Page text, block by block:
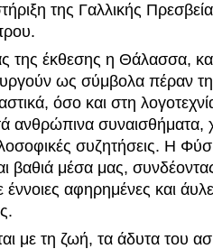
της Γαλλικής
της έκθεσης η Θάλασσα, και
ως σύμβολα πέραν
όσο και στη
ανθρώπινα συναισθήματα,
συζητήσεις. Η
βαθιά μέσα μας,
έννοιες αφηρημένες και
με τη ζωή, τα άδυτα του